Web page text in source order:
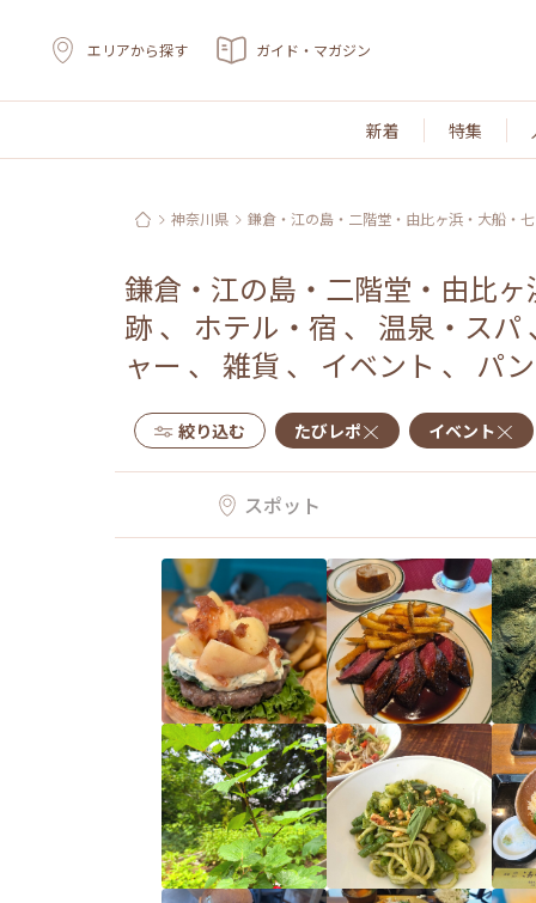
エリアから探す ガイド・マガジン
新着 特集
神奈川県 鎌倉・江の島・二階堂・由比ヶ浜・大船・
鎌倉・江の島・二階堂・由比
跡 、 ホテル・宿 、 温泉・スパ
ャー 、 雑貨 、 イベント 、 パン
絞り込む たびレポ イベント
スポット